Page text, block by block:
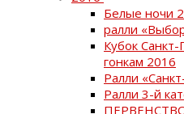
Белые ночи
ралли
Кубок
гонкам 2016
Ралли
Ралли 3-й